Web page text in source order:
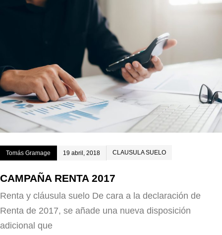
Tomás Gramage 19 abril, 2018 CLAUSULA SUELO
CAMPAÑA RENTA 2017
Renta y cláusula suelo De cara a la declaración de
Renta de 2017, se añade una nueva disposición
adicional que